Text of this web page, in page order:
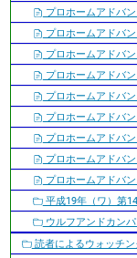
プロホームアドバ
プロホームアドバ
プロホームアドバ
プロホームアドバ
プロホームアドバ
プロホームアドバ
プロホームアドバ
プロホームアドバ
プロホームアドバ
平成19年（ワ）第
ウルフアンドカン
読者によるウォッチン